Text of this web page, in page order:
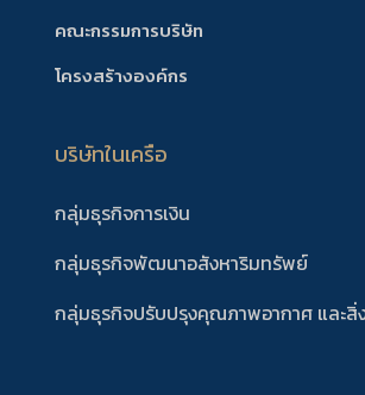
คณะกรรมการบริษัท
โครงสร้างองค์กร
บริษัทในเครือ
กลุ่มธุรกิจการเงิน
กลุ่มธุรกิจพัฒนาอสังหาริมทรัพย์
กลุ่มธุรกิจปรับปรุงคุณภาพอากาศ และสิ่